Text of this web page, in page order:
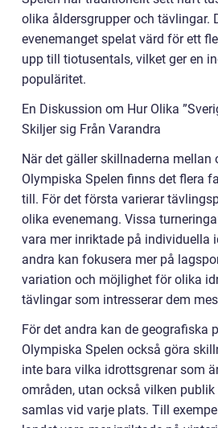
olika åldersgrupper och tävlingar.
evenemanget spelat värd för ett
upp till tiotusentals, vilket ger en
populäritet.
En Diskussion om Hur Olika
Skiljer sig Från Varandra
När det gäller skillnaderna mellan
Olympiska Spelen finns det flera
till. För det första varierar
olika evenemang. Vissa
vara mer inriktade på individuella
andra kan fokusera mer på
variation och möjlighet för olika
tävlingar som intresserar dem
För det andra kan de geografiska
Olympiska Spelen också göra
inte bara vilka idrottsgrenar som
områden, utan också vilken
samlas vid varje plats. Till